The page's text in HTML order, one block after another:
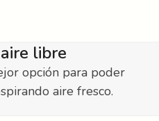
libre
opción para poder
aire fresco.